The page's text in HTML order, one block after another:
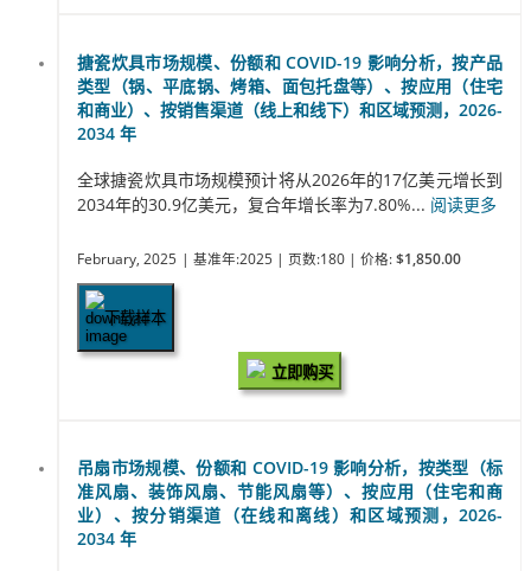
搪瓷炊具市场规模、份额和 COVID-19 影响分析，按产品
类型（锅、平底锅、烤箱、面包托盘等）、按应用（住宅
和商业）、按销售渠道（线上和线下）和区域预测，2026-
2034 年
全球搪瓷炊具市场规模预计将从2026年的17亿美元增长到
2034年的30.9亿美元，复合年增长率为7.80%... 阅读更多
February, 2025 | 基准年:2025 | 页数:180 | 价格: $1,850.00
下载样本
立即购买
吊扇市场规模、份额和 COVID-19 影响分析，按类型（标
准风扇、装饰风扇、节能风扇等）、按应用（住宅和商
业）、按分销渠道（在线和离线）和区域预测，2026-
2034 年